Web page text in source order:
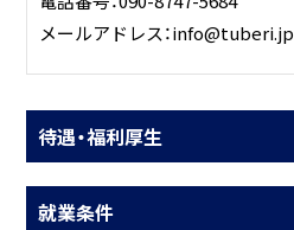
メールアドレス：info@tuberi.jp
待遇・福利厚生
就業条件